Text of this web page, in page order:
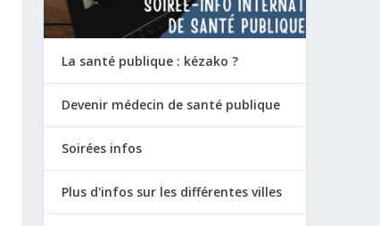
La santé publique : kézako ?
Devenir médecin de santé publique
Soirées infos
Plus d'infos sur les différentes villes